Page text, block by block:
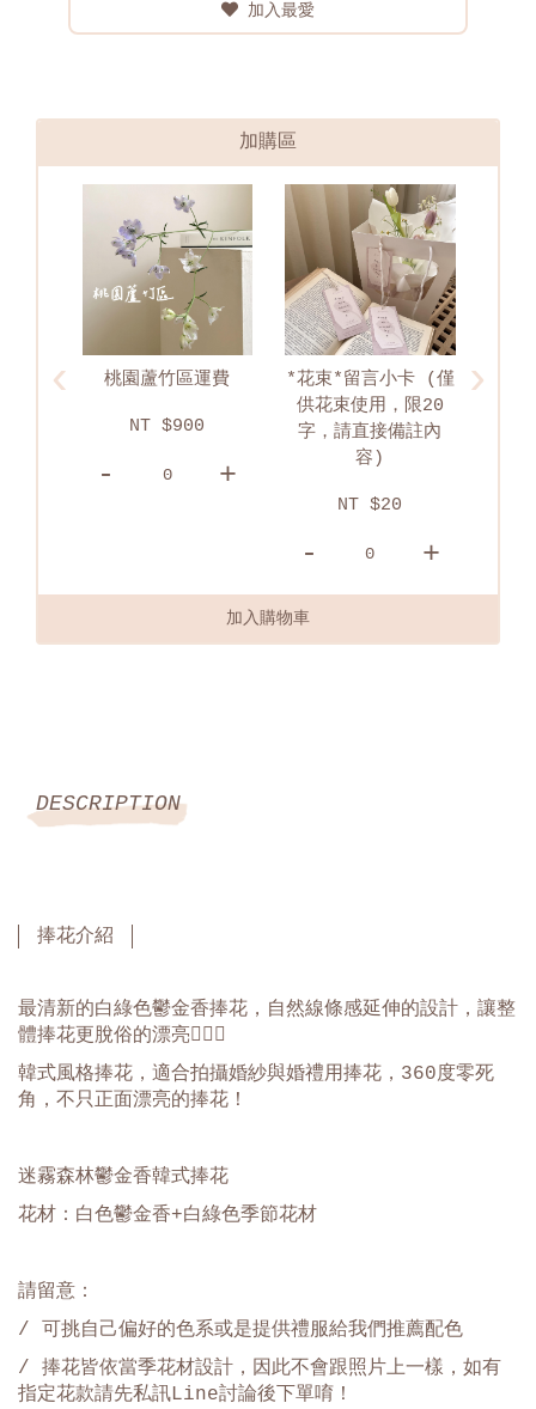
加入最愛
加購區
*花束*留言小卡 (僅
字，請直接備註內
淡水區配送運費
NT $750
‹ ›
加入購物車
DESCRIPTION
捧花介紹
最清新的白綠色鬱金香捧花，自然線條感延伸的設計，讓整
體捧花更脫俗的漂亮🧚🏻‍♂️
韓式風格捧花，適合拍攝婚紗與婚禮用捧花，360度零死
角，不只正面漂亮的捧花！
迷霧森林鬱金香韓式捧花
花材：白色鬱金香+白綠色季節花材
請留意：
/ 可挑自己偏好的色系或是提供禮服給我們推薦配色
/ 捧花皆依當季花材設計，因此不會跟照片上一樣，如有
指定花款請先私訊Line討論後下單唷！